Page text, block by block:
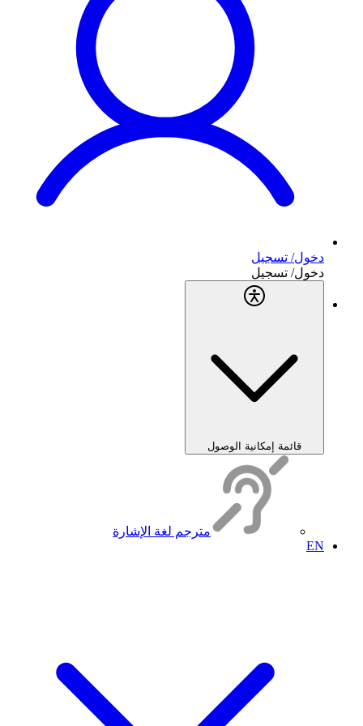
دخول/ تسجيل
دخول/ تسجيل
قائمة إمكانية الوصول
مترجم لغة الإشارة
EN